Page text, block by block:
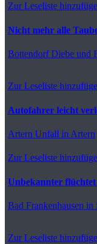
Zur Leseliste
Nicht mehr alle
BottendorfDiebe und
Zur Leseliste
Autofahrer leicht
Artern Unfall in Artern
Zur Leseliste
Unbekannter
Bad Frankenhausen in
Zur Leseliste